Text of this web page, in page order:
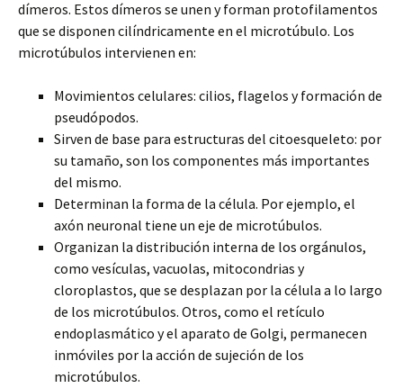
dímeros. Estos dímeros se unen y forman protofilamentos
que se disponen cilíndricamente en el microtúbulo. Los
microtúbulos intervienen en:
Movimientos celulares: cilios, flagelos y formación de
pseudópodos.
Sirven de base para estructuras del citoesqueleto: por
su tamaño, son los componentes más importantes
del mismo.
Determinan la forma de la célula. Por ejemplo, el
axón neuronal tiene un eje de microtúbulos.
Organizan la distribución interna de los orgánulos,
como vesículas, vacuolas, mitocondrias y
cloroplastos, que se desplazan por la célula a lo largo
de los microtúbulos. Otros, como el retículo
endoplasmático y el aparato de Golgi, permanecen
inmóviles por la acción de sujeción de los
microtúbulos.